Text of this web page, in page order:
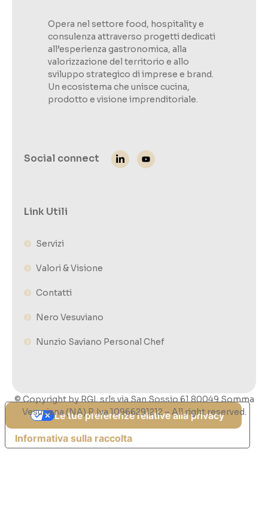
Opera nel settore food, hospitality e
consulenza attraverso progetti dedicati
all’esperienza gastronomica, alla
valorizzazione del territorio e allo
sviluppo strategico di imprese e brand.
Un ecosistema che unisce cucina,
prodotto e visione imprenditoriale.
Social connect
Link Utili
Servizi
Valori & Visione
Contatti
Nero Vesuviano
Nunzio Saviano Personal Chef
© Copyright by RGL srls via San Sossio 61 80049 Somma
Vesuviana (NA) P. Iva 10966291212 – All right reserved.
Informativa sulla raccolta
Le tue preferenze relative alla privacy